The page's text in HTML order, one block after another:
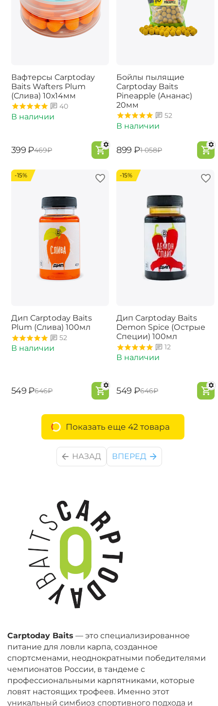
Carptoday Baits — это специализированное
питание для ловли карпа, созданное
спортсменами, неоднократными победителями
чемпионатов России, в тандеме с
профессиональными карпятниками, которые
ловят настоящих трофеев. Именно этот
уникальный симбиоз спортивного подхода и
Вафтерсы Carptoday
Baits Wafters Plum
(Слива) 10х14мм
40
В наличии
‍399‍ ₽‍469‍₽
Бойлы пылящие
Carptoday Baits
Pineapple (Ананас)
20мм
52
В наличии
‍899‍ ₽‍1 058‍₽
-15%
Дип Carptoday Baits
Plum (Слива) 100мл
52
В наличии
‍549‍ ₽‍646‍₽
-15%
Дип Carptoday Baits
Demon Spice (Острые
Специи) 100мл
12
В наличии
‍549‍ ₽‍646‍₽
Показать еще 42 товара
НАЗАД ВПЕРЕД